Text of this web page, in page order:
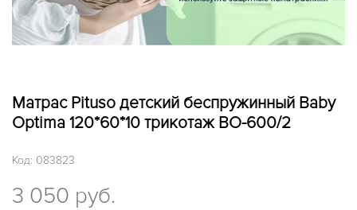
Матраc Pituso детский беспружинный Baby
Optima 120*60*10 трикотаж BO-600/2
Код: 083823
3 050 руб.